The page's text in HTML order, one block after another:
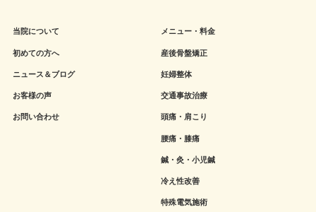
当院について
初めての方へ
ニュース＆ブログ
お客様の声
お問い合わせ
メニュー・料金
産後骨盤矯正
妊婦整体
交通事故治療
頭痛・肩こり
腰痛・膝痛
鍼・灸・小児鍼
冷え性改善
特殊電気施術